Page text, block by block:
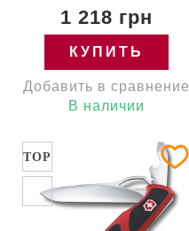
1 218 грн
КУПИТЬ
Добавить в сравнение
В наличии
TOP